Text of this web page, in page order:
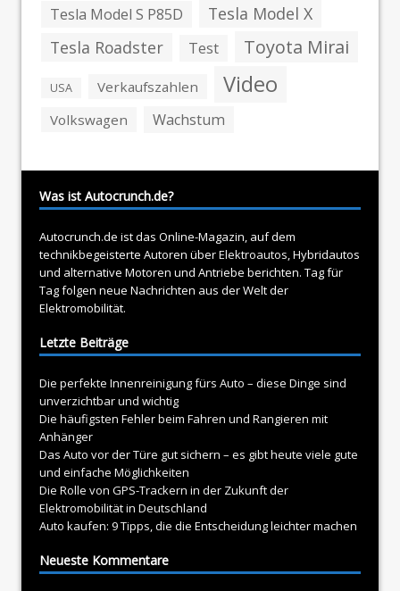
Tesla Model S P85D
Tesla Model X
Tesla Roadster
Test Toyota Mirai
USA Verkaufszahlen Video
Volkswagen Wachstum
Was ist Autocrunch.de?
Autocrunch.de ist das Online-Magazin, auf dem
technikbegeisterte Autoren überElektroautos, Hybridautos
und alternative Motoren und Antriebe berichten. Tag für
Tag folgen neue Nachrichten aus der Welt der
Elektromobilität.
Letzte Beiträge
Die perfekte Innenreinigung fürs Auto – diese Dinge sind
unverzichtbar und wichtig
Die häufigsten Fehler beim Fahren und Rangieren mit
Anhänger
Das Auto vor der Türe gut sichern – es gibt heute viele gute
und einfache Möglichkeiten
Die Rolle von GPS-Trackern in der Zukunft der
Elektromobilität in Deutschland
Auto kaufen: 9 Tipps, die die Entscheidung leichter machen
Neueste Kommentare